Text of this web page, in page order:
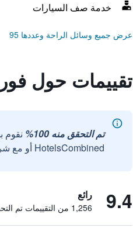
خدمة صف السيارات
عرض جميع وسائل الراحة وعددها 95
تقييمات حول فور
تم التحقق منه 100%
نقوم
HotelsCombined أو مع شركائنا الخارجيين الموثوقين.
9.4 رائع
1,256 من التقييمات تم التحقق منها